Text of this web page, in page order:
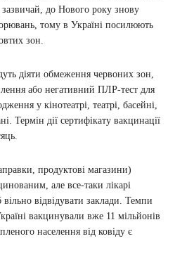
до Нового року знову
тому в Україні посилюють
зон.
діяти обмеження червоних зон,
або негативний ПЛР-тест для
у кінотеатрі, театрі, басейні,
Термін дії сертифікату вакцинації
продуктові магазини)
але все-таки лікарі
відвідувати заклади. Темпи
вакцинували вже 11 мільйонів
населення від ковіду є